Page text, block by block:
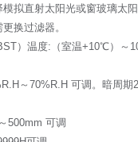
拟直射太阳光或窗玻璃太阳
换过滤器。
）温度:（室温+10℃）～
～70%R.H 可调。暗周期
500mm 可调